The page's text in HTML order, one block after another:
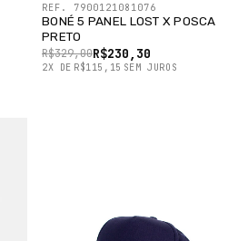
BONÉ 5 PANEL LOST X POSCA
PRETO
R$230,30
R$329,00
2X DE R$115,15 SEM JUROS
REF. 7900121081076